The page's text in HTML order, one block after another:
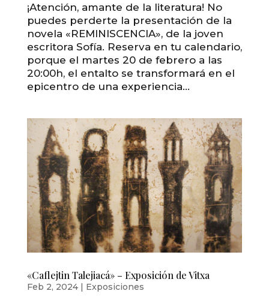
¡Atención, amante de la literatura! No
puedes perderte la presentación de la
novela «REMINISCENCIA», de la joven
escritora Sofía. Reserva en tu calendario,
porque el martes 20 de febrero a las
20:00h, el entalto se transformará en el
epicentro de una experiencia...
«Caflejtin Talejiacá» – Exposición de Vitxa
Feb 2, 2024| Exposiciones